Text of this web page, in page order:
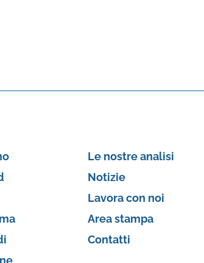
Le nostre analisi
Notizie
Lavora con noi
Area stampa
Contatti